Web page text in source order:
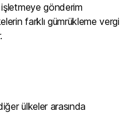
gönderim
farklı gümrükleme vergi
ülkeler arasında